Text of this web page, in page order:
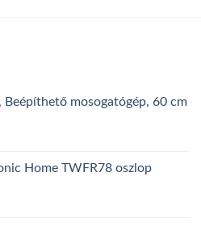
Beépíthető mosogatógép, 60 cm
Home TWFR78 oszlop